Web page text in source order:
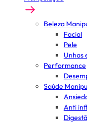
Beleza
Facial
Pele
Unhas
Performance
Saúde
Anti